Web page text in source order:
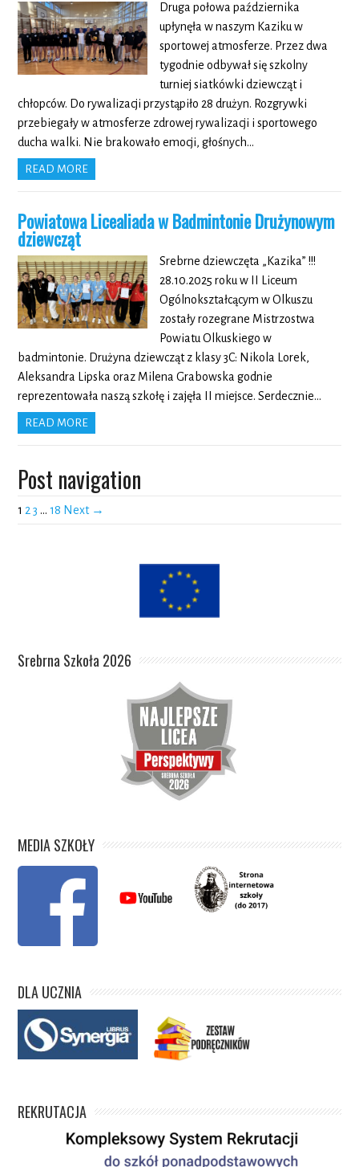
Druga połowa października
upłynęła w naszym Kaziku w
sportowej atmosferze. Przez dwa
tygodnie odbywał się szkolny
turniej siatkówki dziewcząt i
chłopców. Do rywalizacji przystąpiło 28 drużyn. Rozgrywki
przebiegały w atmosferze zdrowej rywalizacji i sportowego
ducha walki. Nie brakowało emocji, głośnych…
READ MORE
Powiatowa Licealiada w Badmintonie Drużynowym
dziewcząt
Srebrne dziewczęta „Kazika” !!!
28.10.2025 roku w II Liceum
Ogólnokształcącym w Olkuszu
zostały rozegrane Mistrzostwa
Powiatu Olkuskiego w
badmintonie. Drużyna dziewcząt z klasy 3C: Nikola Lorek,
Aleksandra Lipska oraz Milena Grabowska godnie
reprezentowała naszą szkołę i zajęła II miejsce. Serdecznie…
READ MORE
Post navigation
1 2 3 … 18 Next →
Srebrna Szkoła 2026
MEDIA SZKOŁY
DLA UCZNIA
REKRUTACJA